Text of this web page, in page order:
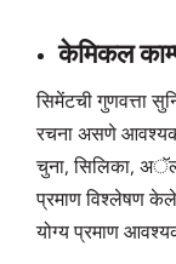
केमिकल
सिमेंटची गुणवत्ता
रचना असणे आवश्यक
चुना, सिलिका,
प्रमाण विश्लेषण
योग्य प्रमाण